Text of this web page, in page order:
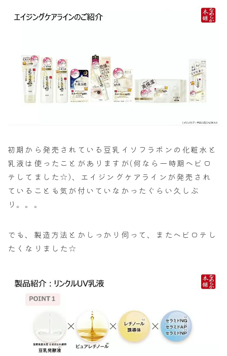
初期から発売されている豆乳イソフラボンの化粧水と
乳液は使ったことがありますが(何なら一時期ヘビロ
テしてました☆)、エイジングケアラインが発売され
ていることも気が付いていなかったぐらい久しぶ
り。。。
でも、製造方法とかしっかり伺って、またヘビロテし
たくなりました☆